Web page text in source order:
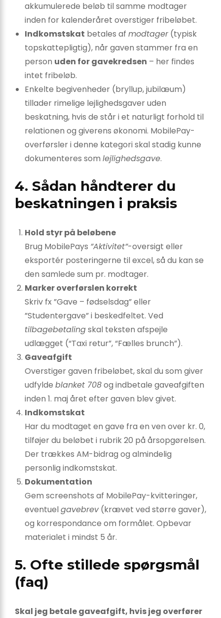
akkumulerede beløb til samme modtager
inden for kalenderåret overstiger fribeløbet.
Indkomstskat betales af modtager(typisk
topskattepligtig), når gaven stammer fra en
person uden for gavekredsen – her findes
intet fribeløb.
Enkelte begivenheder (bryllup, jubilæum)
tillader rimelige lejlighedsgaver uden
beskatning, hvis de står i et naturligt forhold til
relationen og giverens økonomi. MobilePay-
overførsler i denne kategori skal stadig kunne
dokumenteres som lejlighedsgave.
4. Sådan håndterer du
beskatningen i praksis
Hold styr på beløbene
Brug MobilePays ”Aktivitet”-oversigt eller
eksportér posteringerne til excel, så du kan se
den samlede sum pr. modtager.
Marker overførslen korrekt
Skriv fx ”Gave – fødselsdag” eller
”Studentergave” i beskedfeltet. Ved
tilbagebetalingskal teksten afspejle
udlægget (“Taxi retur”, “Fælles brunch”).
Gaveafgift
Overstiger gaven fribeløbet, skal du som giver
udfylde blanket 708og indbetale gaveafgiften
inden 1. maj året efter gaven blev givet.
Indkomstskat
Har du modtaget en gave fra en ven over kr. 0,
tilføjer du beløbet i rubrik 20 på årsopgørelsen.
Der trækkes AM-bidrag og almindelig
personlig indkomstskat.
Dokumentation
Gem screenshots af MobilePay-kvitteringer,
eventuelgavebrev(krævet ved større gaver),
og korrespondance om formålet. Opbevar
materialet i mindst 5 år.
5. Ofte stillede spørgsmål
(faq)
Skal jeg betale gaveafgift, hvis jeg overfører